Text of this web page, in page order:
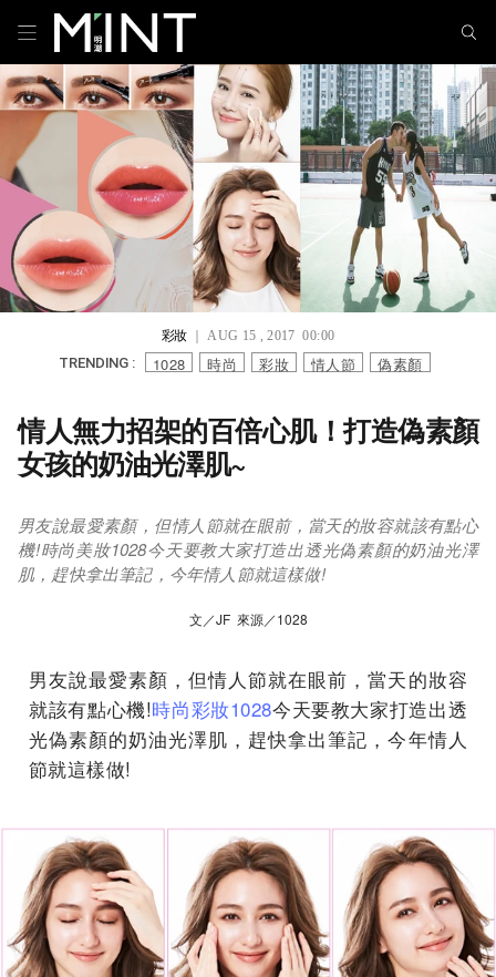
彩妝｜ AUG 15 , 2017 00:00
TRENDING : 1028 時尚 彩妝 情人節 偽素顏
情人無力招架的百倍心肌！打造偽素顏
女孩的奶油光澤肌~
男友說最愛素顏，但情人節就在眼前，當天的妝容就該有點心
機!時尚美妝1028今天要教大家打造出透光偽素顏的奶油光澤
肌，趕快拿出筆記，今年情人節就這樣做!
文／JF 來源／1028
男友說最愛素顏，但情人節就在眼前，當天的妝容
就該有點心機!時尚彩妝1028今天要教大家打造出透
光偽素顏的奶油光澤肌，趕快拿出筆記，今年情人
節就這樣做!